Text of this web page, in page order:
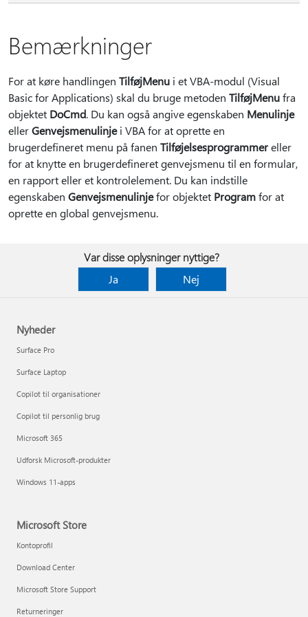
Bemærkninger
For at køre handlingen TilføjMenu i et VBA-modul (Visual
Basic for Applications) skal du bruge metoden TilføjMenufra
objektet DoCmd. Du kan også angive egenskaben Menulinje
ellerGenvejsmenulinjei VBA for at oprette en
brugerdefineret menu på fanen Tilføjelsesprogrammereller
for at knytte en brugerdefineret genvejsmenu til en formular,
en rapport eller et kontrolelement. Du kan indstille
egenskaben Genvejsmenulinjefor objektet Programfor at
oprette en global genvejsmenu.
Var disse oplysninger nyttige?
Ja
Nej
Nyheder
Surface Pro
Surface Laptop
Copilot til organisationer
Copilot til personlig brug
Microsoft 365
Udforsk Microsoft-produkter
Windows 11-apps
Microsoft Store
Kontoprofil
Download Center
Microsoft Store Support
Returneringer